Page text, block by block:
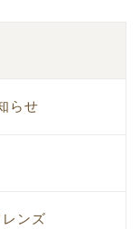
らせ
ンズ